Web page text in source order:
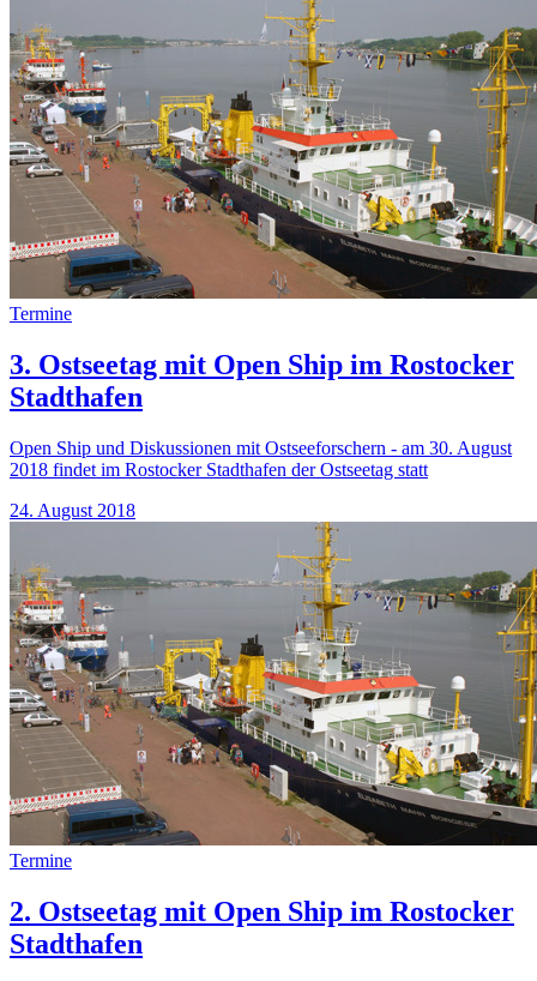
Termine
3. Ostseetag mit Open Ship im Rostocker
Stadthafen
Open Ship und Diskussionen mit Ostseeforschern - am 30. August
2018 findet im Rostocker Stadthafen der Ostseetag statt
24. August 2018
Termine
2. Ostseetag mit Open Ship im Rostocker
Stadthafen